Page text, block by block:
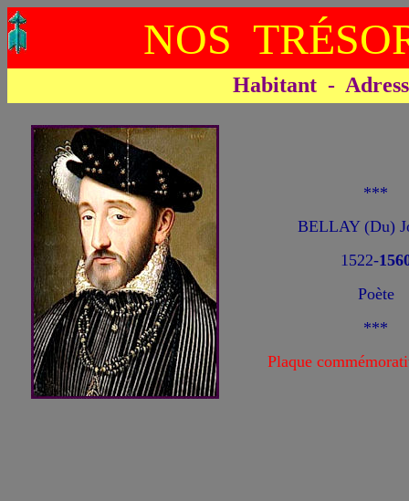
NOS
Habitant -
***
BELLAY (Du)
1522-1
Poète
***
Plaque